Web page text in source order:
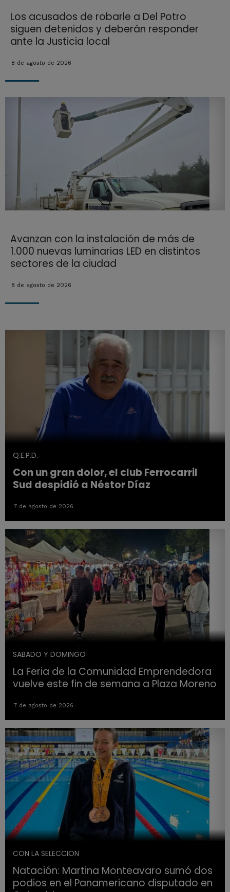
Los acusados de robarle a Del Potro
siguen detenidos y deberán responder
ante la Justicia local
8 de agosto de 2026
Avanzan con la instalación de más de
1.000 nuevas luminarias LED en distintos
sectores de la ciudad
8 de agosto de 2026
Q.E.P.D.
Con un gran dolor, el club Ferrocarril
Sud despidió a Néstor Díaz
7 de agosto de 2026
SABADO Y DOMINGO
La Feria de la Comunidad Emprendedora
vuelve este fin de semana a Plaza Moreno
7 de agosto de 2026
CON LA SELECCION
Natación: Martina Monteavaro sumó dos
podios en el Panamericano disputado en